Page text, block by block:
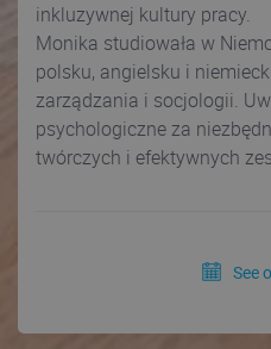
inkluzywnej kultury pracy.
Monika studiowała w
polsku, angielsku i
zarządzania i socjologii.
psychologiczne za
twórczych i efektywnych
See